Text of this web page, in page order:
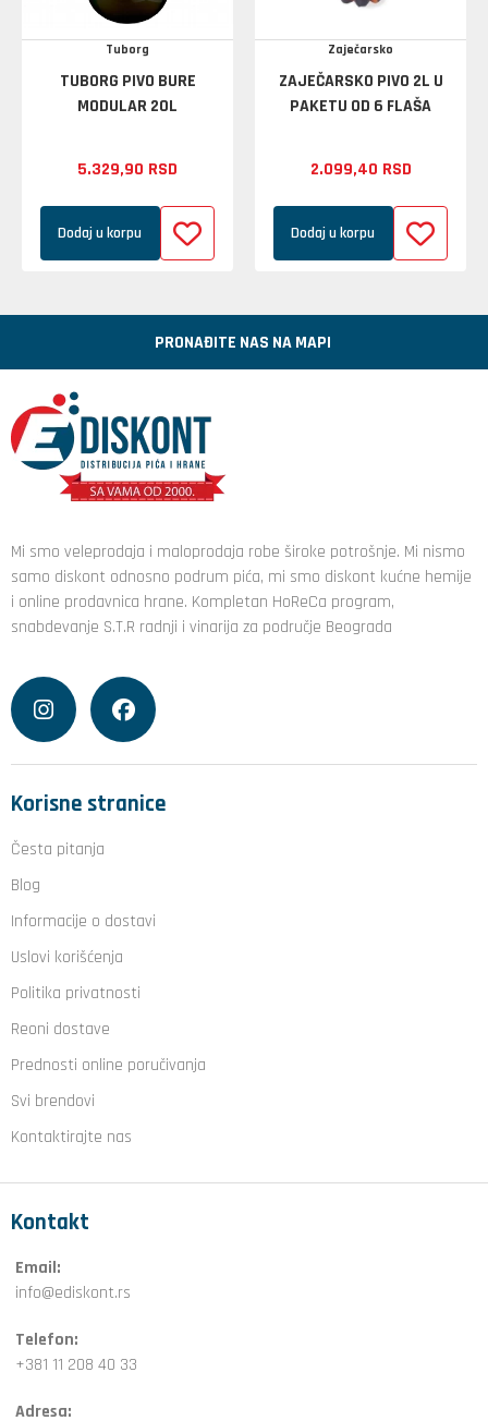
Tuborg
TUBORG PIVO BURE
MODULAR 20L
5.329,90 RSD
Dodaj u korpu
Zaječarsko
ZAJEČARSKO PIVO 2L U
PAKETU OD 6 FLAŠA
2.099,40 RSD
Dodaj u korpu
PRONAĐITE NAS NA MAPI
Mi smo veleprodaja i maloprodaja robe široke potrošnje. Mi nismo
samo diskont odnosno podrum pića, mi smo diskont kućne hemije
i online prodavnica hrane. Kompletan HoReCa program,
snabdevanje S.T.R radnji i vinarija za područje Beograda
Korisne stranice
Česta pitanja
Blog
Informacije o dostavi
Uslovi korišćenja
Politika privatnosti
Reoni dostave
Prednosti online poručivanja
Svi brendovi
Kontaktirajte nas
Kontakt
Email:
info@ediskont.rs
Telefon:
+381 11 208 40 33
Adresa: